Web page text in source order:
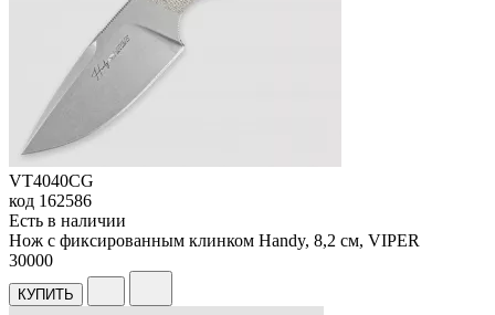
VT4040CG
код 162586
Есть в наличии
Нож с фиксированным клинком Handy, 8,2 см, VIPER
30000
КУПИТЬ